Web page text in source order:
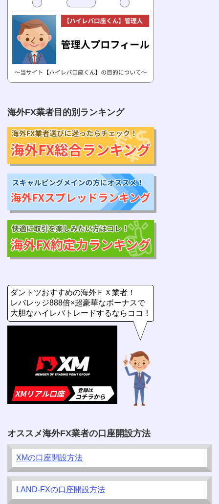
海外FX業者目的別ランキング
ダントツおすすめの海外ＦＸ業者！
レバレッジ888倍×超豪華なボーナスで
大胆なハイレバトレードするならココ！
オススメ海外FX業者の口座開設方法
XMの口座開設方法
LAND-FXの口座開設方法